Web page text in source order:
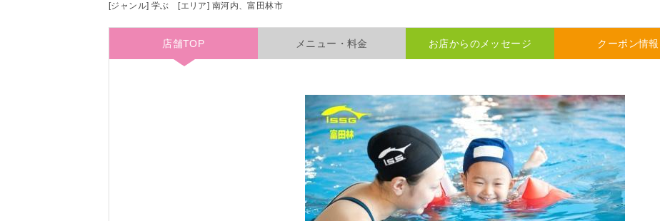
[ジャンル] 学ぶ [エリア] 南河内、富田林市
店舗TOP メニュー・料金 お店からのメッセージ クーポン情報